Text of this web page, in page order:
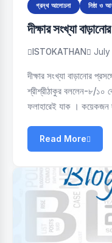
গ্রন্থ আলোচনা
নিষ্ঠা ও
দীক্ষার সংখ্যা
ISTOKATHAN July
দীক্ষার সংখ্যা বাড়ানোর
শ্রীশ্রীঠাকুর বললেন-৮/১০
ফলাহারেই যাক । কয়েকজন
Read More